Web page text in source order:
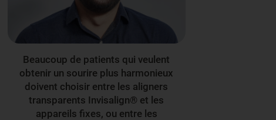
Beaucoup de patients qui veulent
obtenir un sourire plus harmonieux
doivent choisir entre les aligners
transparents Invisalign® et les
appareils fixes, ou entre les